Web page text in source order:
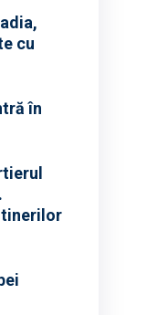
cu
în
tinerilor